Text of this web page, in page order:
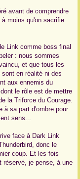
avant de comprendre
moins qu'on sacrifie
Link comme boss final
: nous sommes
et que tous les
en réalité ni des
aux ennemis du
le rôle est de mettre
la Triforce du Courage.
à sa part d'ombre pour
sens...
face à Dark Link
donc le
coup. Et les fois
réservé, je pense, à une